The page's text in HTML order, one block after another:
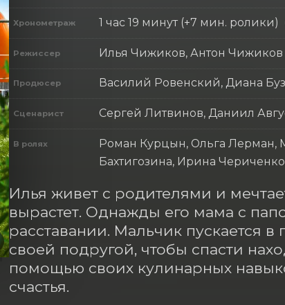
Хронометраж 1 час 19 минут (+7 мин. ролики)
Режиссер Илья Чижиков, Антон Чижиков
Продюсер Василий Ровенский, Диана
Сценарист Сергей Литвинов, Даниил
В ролях
Роман Курцын, Ольга Лерман,
Бахтигозина, Ирина
Илья живет с родителями и
вырастет. Однажды его мама с
расставании. Мальчик пускается
своей подругой, чтобы спасти
помощью своих кулинарных
счастья.